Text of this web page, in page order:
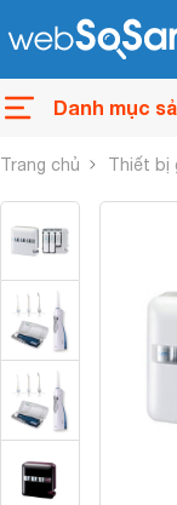
Danh mục
Trang chủ Thiết bị